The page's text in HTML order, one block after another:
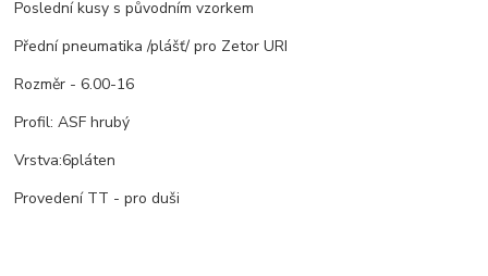
Poslední kusy s původním vzorkem
Přední pneumatika /plášť/ pro Zetor URI
Rozměr - 6.00-16
Profil: ASF hrubý
Vrstva:6pláten
Provedení TT - pro duši